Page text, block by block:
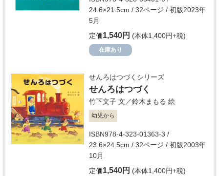
24.6×21.5cm / 32ページ / 初版2023年
5月
定価1,540円 (本体1,400円+税)
在庫あり
せんろはつづくシリーズ
せんろはつづく
竹下文子 文／鈴木まもる 絵
幼児から
ISBN978-4-323-01363-3 /
23.6×24.5cm / 32ページ / 初版2003年
10月
定価1,540円 (本体1,400円+税)